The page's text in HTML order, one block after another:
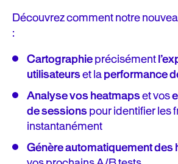
Découvrez comment notre
:
Cartographieprécisément
utilisateurset laperformance
Analyse vos heatmapset vos
de sessionspour identifier les
instantanément
Génère automatiquement